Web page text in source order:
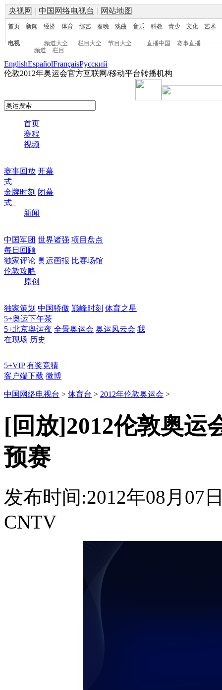
央视网 | 中国网络电视台 | 网站地图
首页 新闻 经济 体育 综艺 春晚 戏曲 音乐 科教 青少 文化 艺术
电视 频道大全 栏目大全 节目大全 直播中国
赛事直播
频道
栏目
EnglishEspañolFrançaisPусский
伦敦2012年奥运会官方互联网/移动平台转播机构
首页
赛程
视频
赛事回放 开幕
式
金牌时刻 闭幕
式
新闻
中国军团 世界诸强 项目盘点
每日回顾
独家评论 奥运画报 比赛场馆
伦敦攻略
原创
独家策划 中国骄傲 巅峰时刻 体育之星
5+奥运下午茶
5+北京奥运夜 全景奥运会 奥运风云会 我
在现场 历史
5+VIP 有奖竞猜
客户端下载 微博
中国网络电视台 > 体育台 > 2012年伦敦奥运会 >
[回放]2012伦敦奥运
预赛
发布时间:2012年08月07
CNTV